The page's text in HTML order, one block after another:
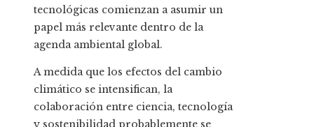
tecnológicas comienzan a asumir un
papel más relevante dentro de la
agenda ambiental global.
A medida que los efectos del cambio
climático se intensifican, la
colaboración entre ciencia, tecnología
y sostenibilidad probablemente se